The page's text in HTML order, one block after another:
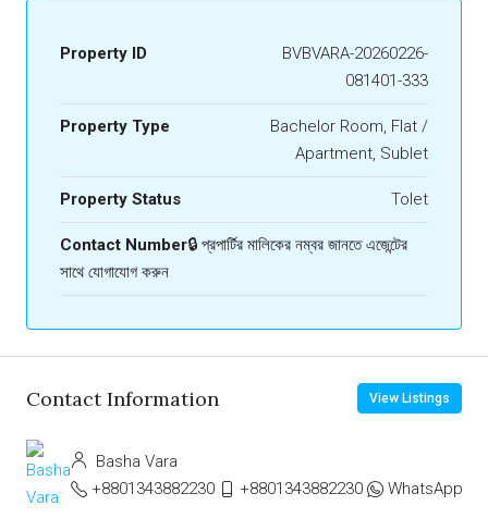
Property ID
BVBVARA-20260226-
081401-333
Property Type
Bachelor Room, Flat /
Apartment, Sublet
Property Status Tolet
Contact Number🔒 প্রপার্টির মালিকের নম্বর জানতে এজেন্টের
সাথে যোগাযোগ করুন
Contact Information View Listings
Basha Vara
+8801343882230
+8801343882230 WhatsApp